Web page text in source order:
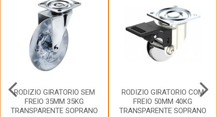
RODIZIO GIRATORIO SEM
FREIO 35MM 35KG
TRANSPARENTE SOPRANO
RODIZIO GIRATORIO COM
FREIO 50MM 40KG
TRANSPARENTE SOPRANO